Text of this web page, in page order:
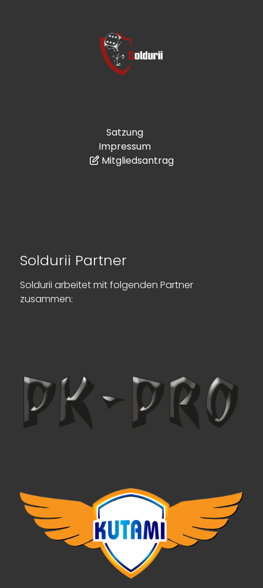
Satzung
Impressum
Mitgliedsantrag
Soldurii Partner
Soldurii arbeitet mit folgenden Partner
zusammen: